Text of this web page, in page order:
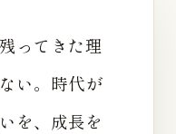
ってきた理
い。時代が
を、成長を